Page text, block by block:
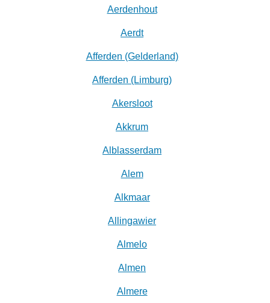
Aerdenhout
Aerdt
Afferden (Gelderland)
Afferden (Limburg)
Akersloot
Akkrum
Alblasserdam
Alem
Alkmaar
Allingawier
Almelo
Almen
Almere